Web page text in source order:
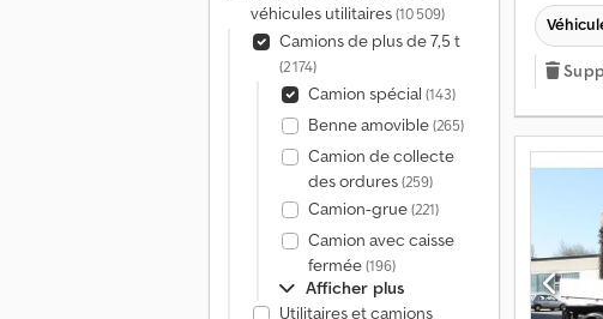
véhicules utilitaires(10 509)
Camions de plus de 7,5 t
(2 174)
Camion spécial (143)
Benne amovible(265)
Camion de collecte
des ordures(259)
Camion-grue(221)
Camion avec caisse
fermée(196)
Afficher plus
Utilitaires et camions